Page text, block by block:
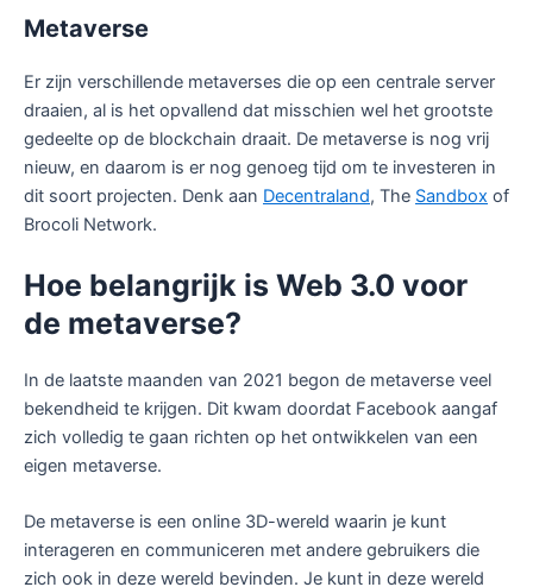
Metaverse
Er zijn verschillende metaverses die op een centrale server
draaien, al is het opvallend dat misschien wel het grootste
gedeelte op de blockchain draait. De metaverse is nog vrij
nieuw, en daarom is er nog genoeg tijd om te investeren in
dit soort projecten. Denk aan Decentraland, The Sandbox of
Brocoli Network.
Hoe belangrijk is Web 3.0 voor
de metaverse?
In de laatste maanden van 2021 begon de metaverse veel
bekendheid te krijgen. Dit kwam doordat Facebook aangaf
zich volledig te gaan richten op het ontwikkelen van een
eigen metaverse.
De metaverse is een online 3D-wereld waarin je kunt
interageren en communiceren met andere gebruikers die
zich ook in deze wereld bevinden. Je kunt in deze wereld